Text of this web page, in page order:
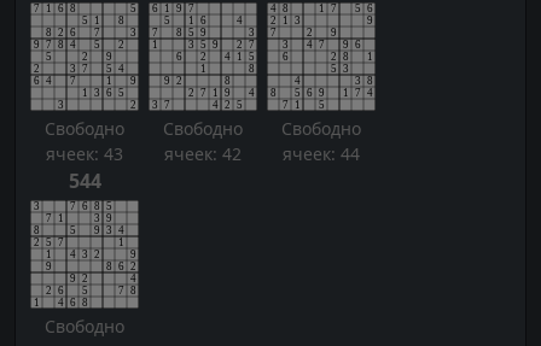
Свободно
ячеек: 43
Свободно
ячеек: 42
Свободно
ячеек: 44
544
Свободно